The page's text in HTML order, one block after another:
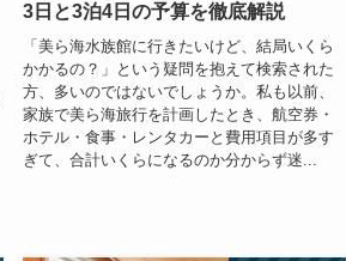
3日と3泊4日の予算を徹底解説
「美ら海水族館に行きたいけど、結局いくら
かかるの？」という疑問を抱えて検索された
方、多いのではないでしょうか。私も以前、
家族で美ら海旅行を計画したとき、航空券・
ホテル・食事・レンタカーと費用項目が多す
ぎて、合計いくらになるのか分からず迷...